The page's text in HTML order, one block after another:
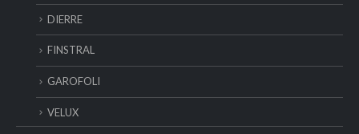
DIERRE
FINSTRAL
GAROFOLI
VELUX